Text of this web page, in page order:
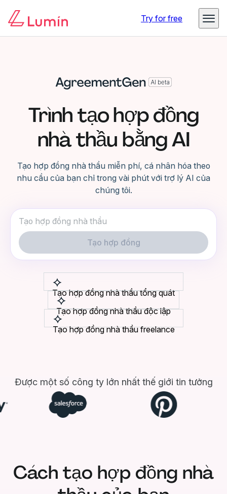
Try for free
Trình tạo hợp đồng
nhà thầu bằng AI
Tạo hợp đồng nhà thầu miễn phí, cá nhân hóa theo
nhu cầu của bạn chỉ trong vài phút với trợ lý AI của
chúng tôi.
Tạo hợp đồng
Tạo hợp đồng nhà thầu tổng quát
Tạo hợp đồng nhà thầu độc lập
Tạo hợp đồng nhà thầu freelance
Được một số công ty lớn nhất thế giới tin tưởng
Cách tạo hợp đồng nhà